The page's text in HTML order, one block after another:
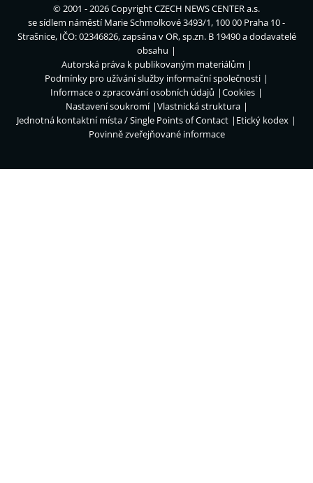
© 2001 - 2026 CopyrightCZECH NEWS CENTER a.s.
se sídlem náměstí Marie Schmolkové 3493/1, 100 00 Praha 10 -
Strašnice, IČO: 02346826, zapsána v OR, sp.zn. B 19490 a dodavatelé
obsahu
Autorská práva k publikovaným materiálům
Podmínky pro užívání služby informační společnosti
Informace o zpracování osobních údajů
Cookies
Nastavení soukromí
Vlastnická struktura
Jednotná kontaktní místa / Single Points of Contact
Etický kodex
Povinně zveřejňované informace